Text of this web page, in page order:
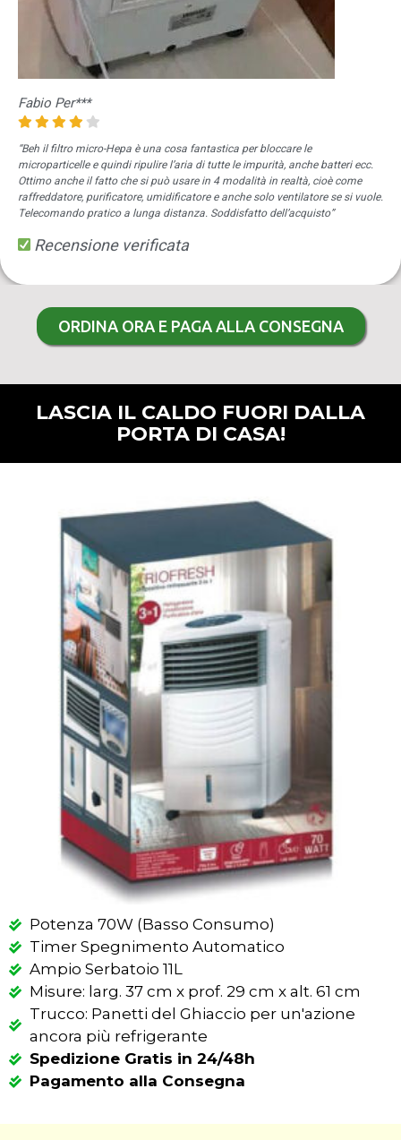
Fabio Per***
“Beh il filtro micro-Hepa è una cosa fantastica per bloccare le
microparticelle e quindi ripulire l’aria di tutte le impurità, anche batteri ecc.
Ottimo anche il fatto che si può usare in 4 modalità in realtà, cioè come
raffreddatore, purificatore, umidificatore e anche solo ventilatore se si vuole.
Telecomando pratico a lunga distanza. Soddisfatto dell’acquisto”
Recensione verificata
ORDINA ORA E PAGA ALLA CONSEGNA
LASCIA IL CALDO FUORI DALLA
PORTA DI CASA!
Potenza 70W (Basso Consumo)
Timer Spegnimento Automatico
Ampio Serbatoio 11L
Misure: larg. 37 cm x prof. 29 cm x alt. 61 cm
Trucco: Panetti del Ghiaccio per un'azione
ancora più refrigerante
Spedizione Gratis in 24/48h
Pagamento alla Consegna